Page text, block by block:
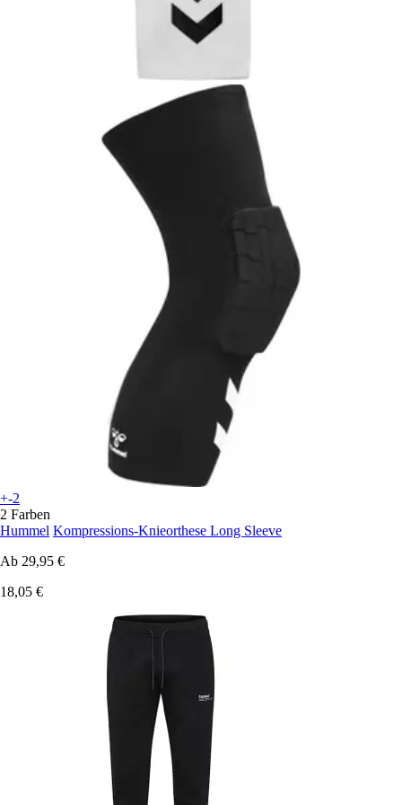
+-2
2 Farben
Hummel Kompressions-Knieorthese Long Sleeve
Ab 29,95 €
18,05 €